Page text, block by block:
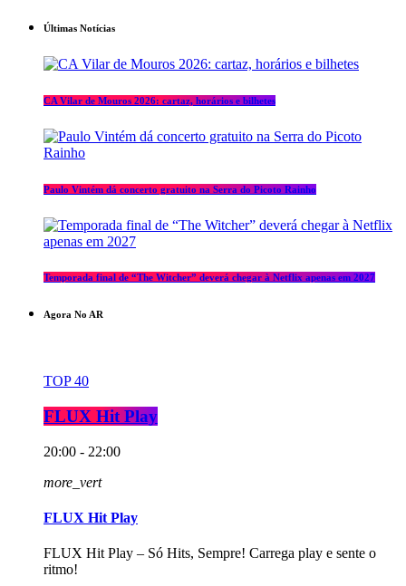
Últimas Notícias
CA Vilar de Mouros 2026: cartaz, horários e bilhetes
Paulo Vintém dá concerto gratuito na Serra do Picoto Rainho
Temporada final de “The Witcher” deverá chegar à Netflix apenas em 2027
Agora No AR
TOP 40
FLUX Hit Play
20:00 - 22:00
more_vert
FLUX Hit Play
FLUX Hit Play – Só Hits, Sempre! Carrega play e sente o
ritmo!